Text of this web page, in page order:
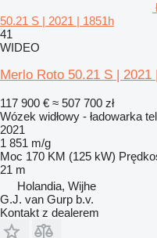
50.21 S | 2021 | 1851h
41
WIDEO
Merlo Roto 50.21 S | 2021
117 900 € ≈ 507 700 zł
Wózek widłowy - ładowarka
2021
1 851 m/g
Moc 170 KM (125 kW)
21 m
Holandia, Wijhe
G.J. van Gurp b.v.
Kontakt z dealerem